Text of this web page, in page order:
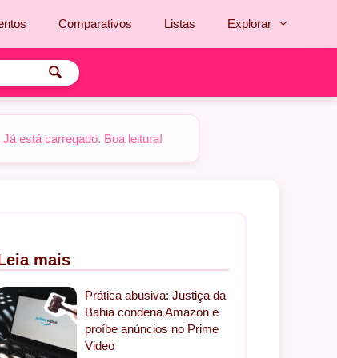
Comparativos Listas Explorar
está carregado. Boa leitura!
mais
Prática abusiva: Justiça da
Bahia condena Amazon e
proíbe anúncios no Prime
Video